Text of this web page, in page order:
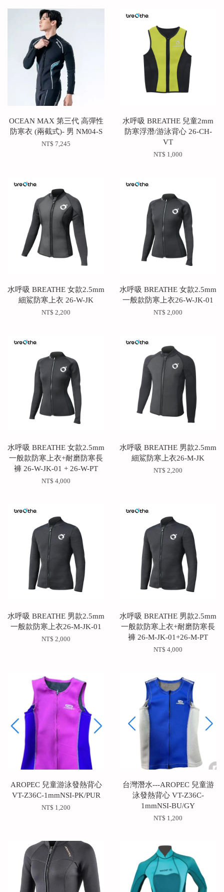
OCEAN MAX 第三代 高彈性
防寒衣 (兩截式)- 男 NM04-S
NT$ 7,245
水呼吸 BREATHE 兒童2mm
防寒浮潛/游泳背心 26-CH-
VT
NT$ 1,000
水呼吸 BREATHE 女款2.5mm
細鯊防寒上衣 26-W-JK
NT$ 2,200
水呼吸 BREATHE 女款2.5mm
一般款防寒上衣26-W-JK-01
NT$ 2,000
水呼吸 BREATHE 女款2.5mm
一般款防寒上衣+耐磨防寒長
褲 26-W-JK-01 + 26-W-PT
NT$ 4,000
水呼吸 BREATHE 男款2.5mm
細鯊防寒上衣26-M-JK
NT$ 2,200
水呼吸 BREATHE 男款2.5mm
一般款防寒上衣26-M-JK-01
NT$ 2,000
水呼吸 BREATHE 男款2.5mm
一般款防寒上衣+耐磨防寒長
褲 26-M-JK-01+26-M-PT
NT$ 4,000
AROPEC 兒童游泳發熱背心
VT-Z36C-1mmNSI-PK/PUR
NT$ 1,200
台灣潛水---AROPEC 兒童游
泳發熱背心 VT-Z36C-
1mmNSI-BU/GY
NT$ 1,200